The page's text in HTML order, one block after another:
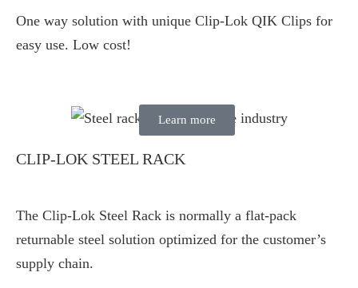
One way solution with unique Clip-Lok QIK Clips for
easy use. Low cost!
CLIP-LOK STEEL RACK
The Clip-Lok Steel Rack is normally a flat-pack
returnable steel solution optimized for the customer’s
supply chain.
Learn more